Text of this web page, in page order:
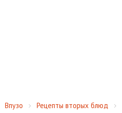
Впузо Рецепты вторых блюд